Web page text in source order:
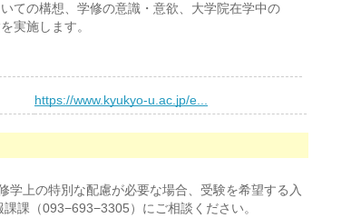
の構想、学修の意識・意欲、大学院在学中の
施します。
https://www.kyukyo-u.ac.jp/e...
上の特別な配慮が必要な場合、受験を希望する入
課（093−693−3305）にご相談ください。